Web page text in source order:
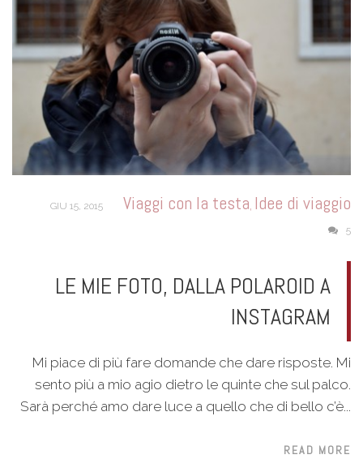
Viaggi con la testa, Idee di viaggio
GIU 15, 2015
5
LE MIE FOTO, DALLA POLAROID A
INSTAGRAM
Mi piace di più fare domande che dare risposte. Mi
sento più a mio agio dietro le quinte che sul palco.
Sarà perché amo dare luce a quello che di bello c’è...
READ MORE